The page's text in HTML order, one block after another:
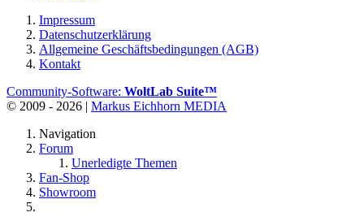
Impressum
Datenschutzerklärung
Allgemeine Geschäftsbedingungen (AGB)
Kontakt
Community-Software: WoltLab Suite™
© 2009 - 2026 | Markus Eichhorn MEDIA
Navigation
Forum
Unerledigte Themen
Fan-Shop
Showroom